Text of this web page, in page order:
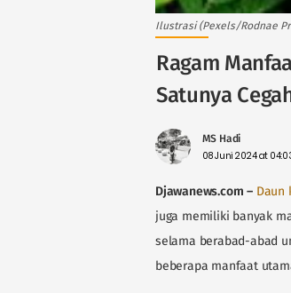
Ilustrasi (Pexels/Rodnae
Ragam
Satunya
MS Hadi
08 Juni 2024 at
Djawanews.com – Daun
juga memiliki banyak
selama berabad-abad
beberapa manfaat